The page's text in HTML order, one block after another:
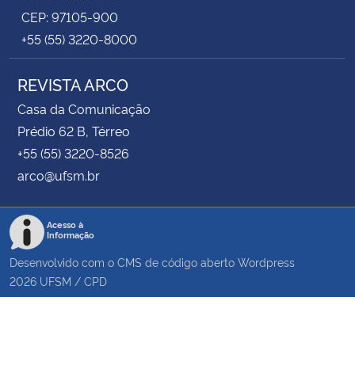
CEP: 97105-900
+55 (55) 3220-8000
REVISTA ARCO
Casa da Comunicação
Prédio 62 B, Térreo
+55 (55) 3220-8526
arco@ufsm.br
Acesso à
Informação
Desenvolvido com o CMS de código aberto Wordpress
2026 UFSM / CPD